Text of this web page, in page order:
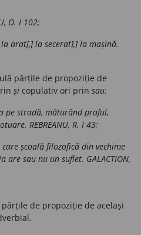
O. I 102;
arat[,] la secerat],] la mașină.
părțile de propoziție de
și copulativ ori prin sau:
pe stradă, măturând praful,
REBREANU, R. I 43;
școală filozofică din vechime
are sau nu un suflet. GALACTION,
de propoziție de același